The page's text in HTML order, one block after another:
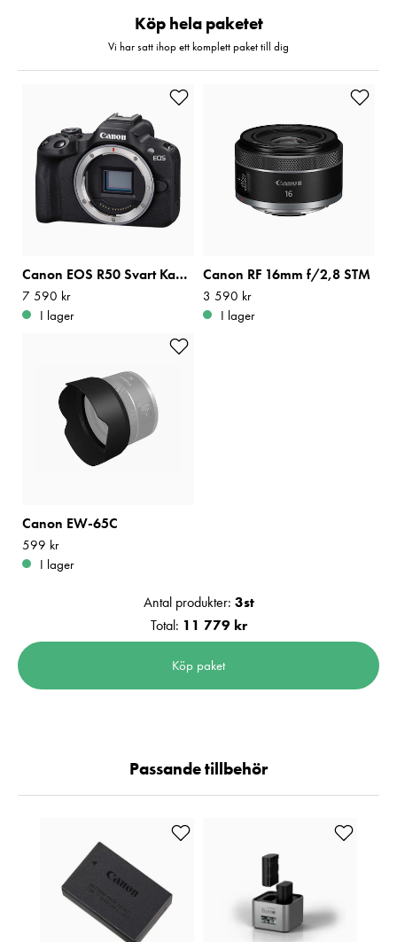
Köp hela paketet
Vi har satt ihop ett komplett paket till dig
Canon EOS R50 Svart Kamerahus
Pris:7 590 kr
7 590 kr
I lager
Canon RF 16mm f/2,8 STM
Pris:3 590 kr
3 590 kr
I lager
Canon EW-65C
Pris: 599 kr
599 kr
I lager
Antal produkter: 3st
Total: 11 779 kr
Köp paket
Passande tillbehör